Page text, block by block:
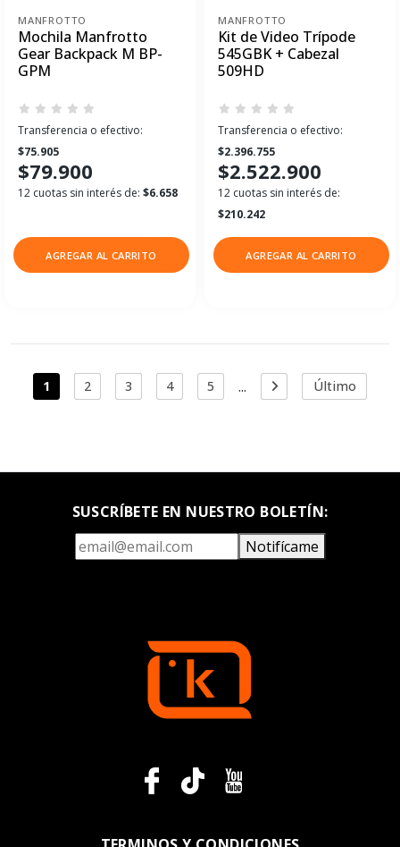
MANFROTTO
Mochila Manfrotto
Gear Backpack M BP-
GPM
Transferencia o efectivo:
$75.905
$79.900
12 cuotas sin interés de: $6.658
AGREGAR AL CARRITO
MANFROTTO
Kit de Video Trípode
545GBK + Cabezal
509HD
Transferencia o efectivo:
$2.396.755
$2.522.900
12 cuotas sin interés de:
$210.242
AGREGAR AL CARRITO
1 2 3 4 5 ... Último
SUSCRÍBETE EN NUESTRO BOLETÍN:
Notifícame